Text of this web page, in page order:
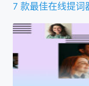
7 款最佳在线提词